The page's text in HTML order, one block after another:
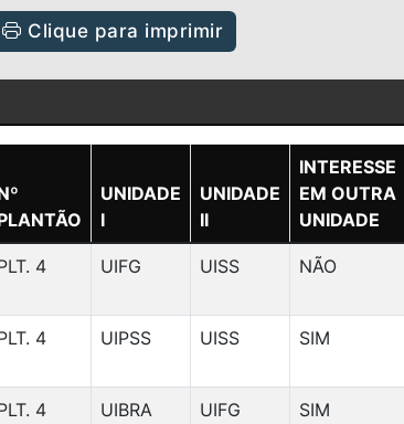
Clique para imprimir
UNIDADE
I
UNIDADE
II
INTERESSE
EM OUTRA
UNIDADE
4 UIFG UISS NÃO
4 UIPSS UISS SIM
4 UIBRA UIFG SIM